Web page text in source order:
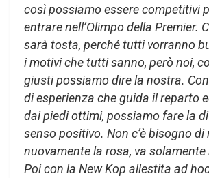
così possiamo essere competitivi
entrare nell’Olimpo della Premier.
sarà tosta, perché tutti vorranno
i motivi che tutti sanno, però noi,
giusti possiamo dire la nostra.
di esperienza che guida il reparto
dai piedi ottimi, possiamo fare la
senso positivo. Non c’è bisogno
nuovamente la rosa, va
Poi con la New Kop allestita ad